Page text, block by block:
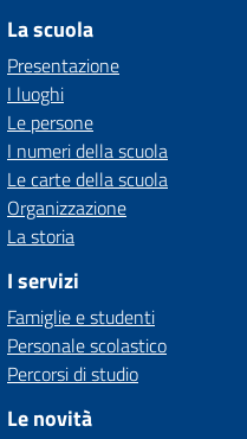
La scuola
Presentazione
I luoghi
Le persone
I numeri della scuola
Le carte della scuola
Organizzazione
La storia
I servizi
Famiglie e studenti
Personale scolastico
Percorsi di studio
Le novità